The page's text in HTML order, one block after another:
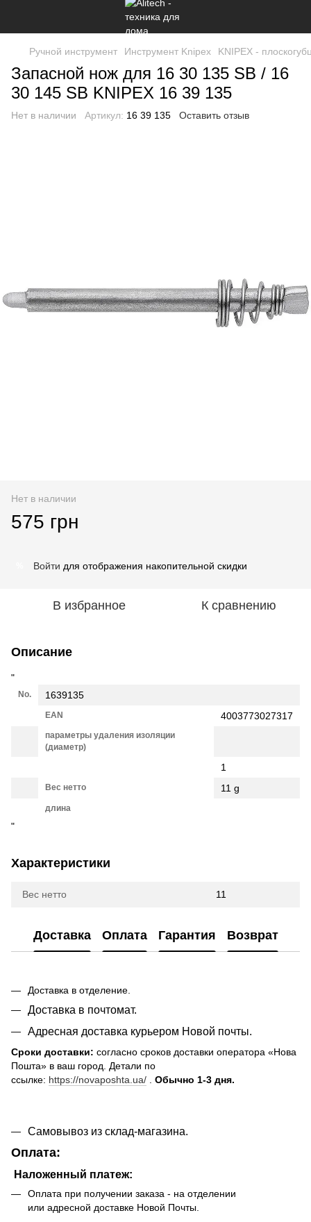
Ручной инструмент Инструмент Knipex KNIPEX -
Запасной нож для 16 30 135 SB / 16
30 145 SB KNIPEX 16 39 135
Нет в наличии Артикул: 16 39 135 Оставить отзыв
Нет в наличии
575 грн
Войти для отображения накопительной скидки
В избранное К сравнению
Описание
"
No. 1639135
EAN 4003773027317
параметры удаления изоляции
(диаметр)
1
Вес нетто 11 g
длина
"
Характеристики
Вес нетто 11
Доставка Оплата Гарантия Возврат
Доставка в отделение.
Доставка в почтомат.
Адресная доставка курьером Новой почты.
Сроки доставки: согласно сроков доставки оператора «Нова
Пошта» в ваш город. Детали по
ссылке: https://novaposhta.ua/ Обычно 1-3 дня.
Самовывоз из склад-магазина.
Оплата:
Наложенный платеж:
Оплата при получении заказа - на отделении
или адресной доставке Новой Почты.